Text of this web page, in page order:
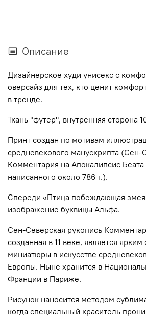
Описание
Дизайнерское худи унисекс с
оверсайз для тех, кто ценит
в тренде.
Ткань "футер", внутренняя сторона
Принт создан по мотивам
средневекового манускрипта (Сен-
Комментария на Апокалипсис Беата
написанного около 786 г.).
Спереди «Птица побеждающая
изображение буквицы Альфа.
Сен-Северская рукопись
созданная в 11 веке, является
миниатюры в искусстве
Европы. Ныне хранится в
Франции в Париже.
Рисунок наносится методом
когда специальный краситель